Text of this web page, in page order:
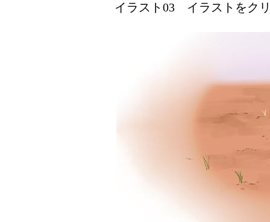
イラスト03 イラストをク